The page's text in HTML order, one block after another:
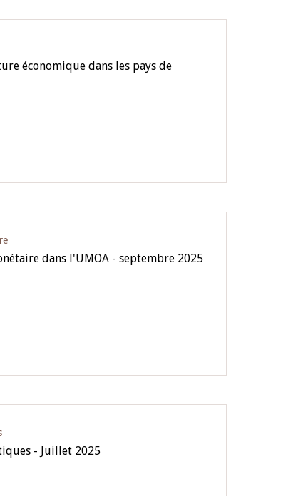
économique dans les pays de
dans l'UMOA - septembre 2025
- Juillet 2025